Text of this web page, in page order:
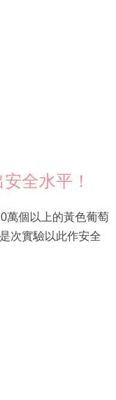
全水平！
萬個以上的黃色葡萄
次實驗以此作安全